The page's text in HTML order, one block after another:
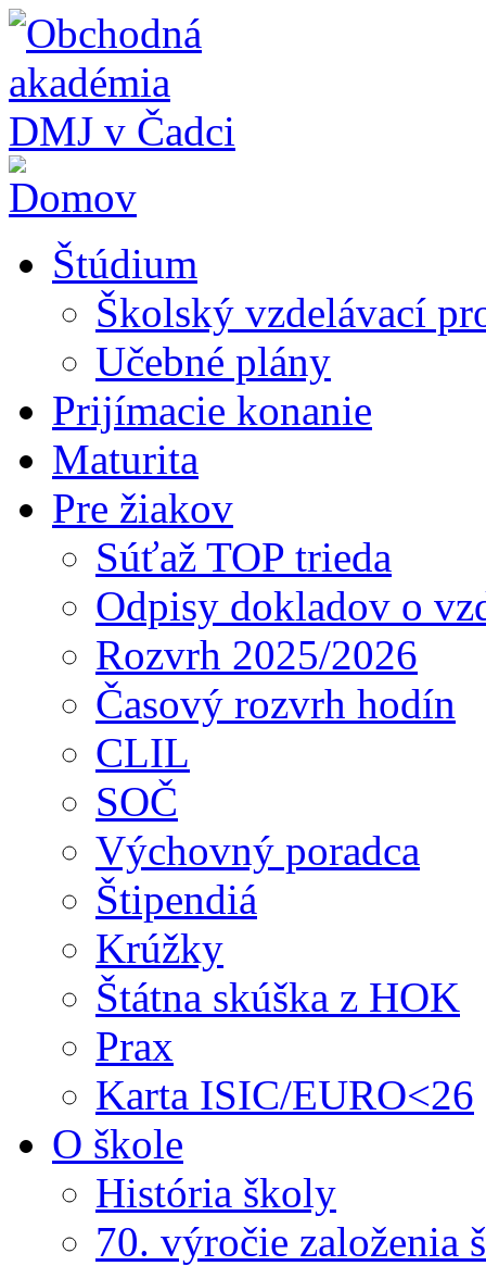
Skočiť na hlavný obsah
Štúdium
Školský vzdelávací
Učebné plány
Prijímacie konanie
Maturita
Pre žiakov
Súťaž TOP trieda
Odpisy dokladov o
Rozvrh 2025/2026
Časový rozvrh hodín
CLIL
SOČ
Výchovný poradca
Štipendiá
Krúžky
Štátna skúška z HOK
Prax
Karta ISIC/EURO<26
O škole
História školy
70. výročie založenia